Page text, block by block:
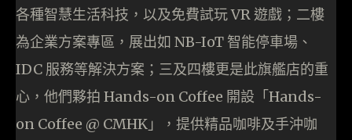
各種智慧生活科技，以及免費試玩 VR 遊戲；二樓
為企業方案專區，展出如 NB-IoT 智能停車場、
IDC 服務等解決方案；三及四樓更是此旗艦店的重
心，他們夥拍 Hands-on Coffee 開設「Hands-
on Coffee @ CMHK」，提供精品咖啡及手沖咖